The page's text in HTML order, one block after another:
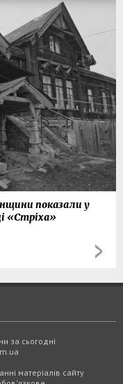
показали у
«Стріха»
за сьогодні
матеріалів сайту